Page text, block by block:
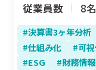
従業員数
8名
決算書3ヶ年分析
仕組み化
可
ESG
財務情報